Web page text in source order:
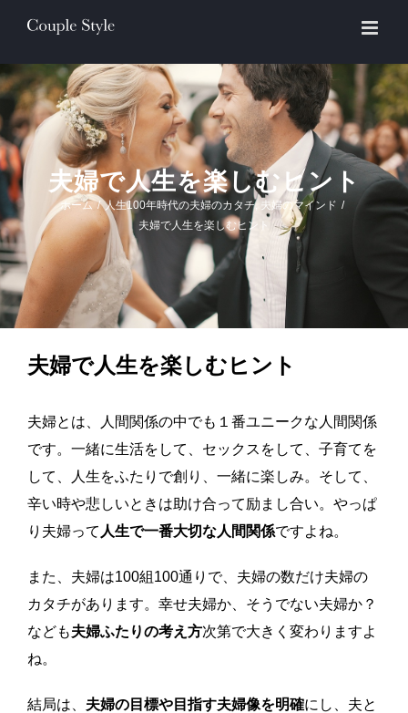
content
夫婦で人生を楽しむヒント
ホーム / 人生100年時代の夫婦のカタチ, 夫婦のマインド /
夫婦で人生を楽しむヒント
夫婦で人生を楽しむヒント
夫婦とは、人間関係の中でも１番ユニークな人間関係
です。一緒に生活をして、セックスをして、子育てを
して、人生をふたりで創り、一緒に楽しみ。そして、
辛い時や悲しいときは助け合って励まし合い。やっぱ
り夫婦って 人生で一番大切な人間関係ですよね。
また、夫婦は100組100通りで、夫婦の数だけ夫婦の
カタチがあります。幸せ夫婦か、そうでない夫婦か？
なども夫婦ふたりの考え方次第で大きく変わりますよ
ね。
結局は、 夫婦の目標や目指す夫婦像を明確にし、夫と